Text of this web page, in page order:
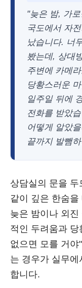
"늦은 밤, 가
국도에서 자
났습니다. 너
봤는데, 상대
주변에 카메
당황스러운
일주일 뒤에
전화를 받았
어떻게 알았
끝까지 발뺌
상담실의 문을
같이 깊은 한숨
늦은 밤이나 외
적인 두려움과
없으면 모를 거야
는 경우가 실무
합니다.